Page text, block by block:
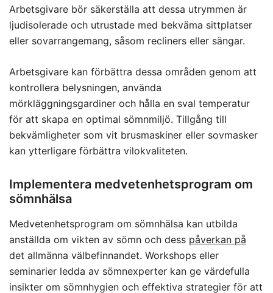
Arbetsgivare bör säkerställa att dessa utrymmen är
ljudisolerade och utrustade med bekväma sittplatser
eller sovarrangemang, såsom recliners eller sängar.
Arbetsgivare kan förbättra dessa områden genom att
kontrollera belysningen, använda
mörkläggningsgardiner och hålla en sval temperatur
för att skapa en optimal sömnmiljö. Tillgång till
bekvämligheter som vit brusmaskiner eller sovmasker
kan ytterligare förbättra vilokvaliteten.
Implementera medvetenhetsprogram om
sömnhälsa
Medvetenhetsprogram om sömnhälsa kan utbilda
anställda om vikten av sömn och dess påverkan på
det allmänna välbefinnandet. Workshops eller
seminarier ledda av sömnexperter kan ge värdefulla
insikter om sömnhygien och effektiva strategier för att